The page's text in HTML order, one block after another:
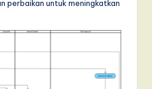
perbaikan untuk meningkatkan